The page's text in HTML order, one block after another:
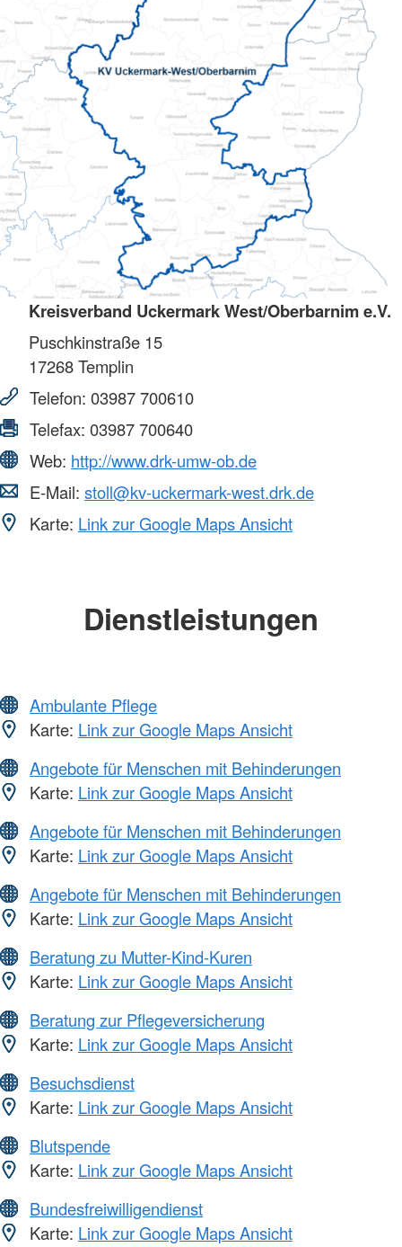
Kreisverband Uckermark West/Oberbarnim e.V.
Puschkinstraße 15
17268Templin
Telefon: 03987 700610
Telefax: 03987 700640
Web: http://www.drk-umw-ob.de
E-Mail: stoll@kv-uckermark-west.drk.de
Karte: Link zur Google Maps Ansicht
Dienstleistungen
Ambulante Pflege
Karte: Link zur Google Maps Ansicht
Angebote für Menschen mit Behinderungen
Karte: Link zur Google Maps Ansicht
Angebote für Menschen mit Behinderungen
Karte: Link zur Google Maps Ansicht
Angebote für Menschen mit Behinderungen
Karte: Link zur Google Maps Ansicht
Beratung zu Mutter-Kind-Kuren
Karte: Link zur Google Maps Ansicht
Beratung zur Pflegeversicherung
Karte: Link zur Google Maps Ansicht
Besuchsdienst
Karte: Link zur Google Maps Ansicht
Blutspende
Karte: Link zur Google Maps Ansicht
Bundesfreiwilligendienst
Karte: Link zur Google Maps Ansicht